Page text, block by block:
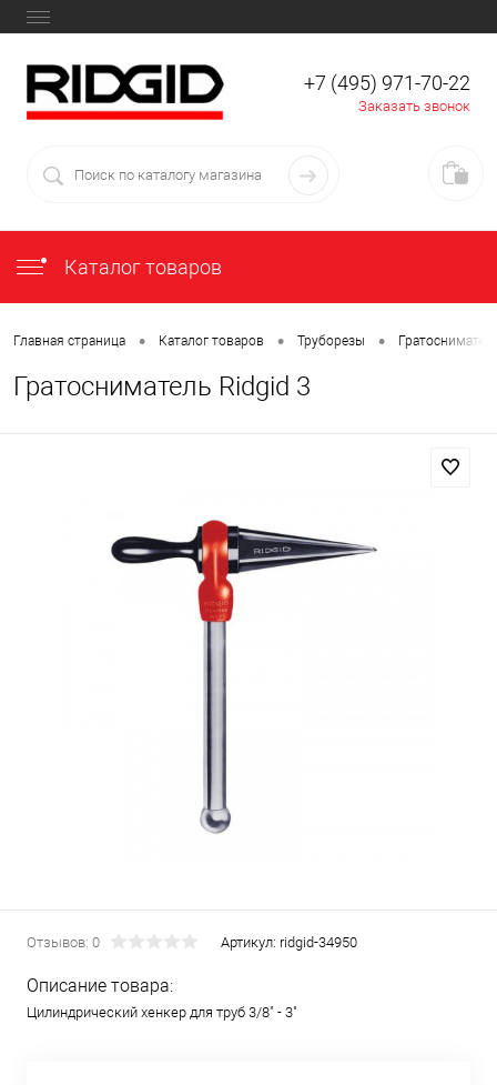
+7 (495) 971-70-22
Заказать звонок
Каталог товаров
Главная страница • Каталог товаров • Труборезы •
Гратосниматель Ridgid 3
Отзывов: 0 Артикул: ridgid-34950
Описание товара:
Цилиндрический хенкер для труб 3/8" - 3"